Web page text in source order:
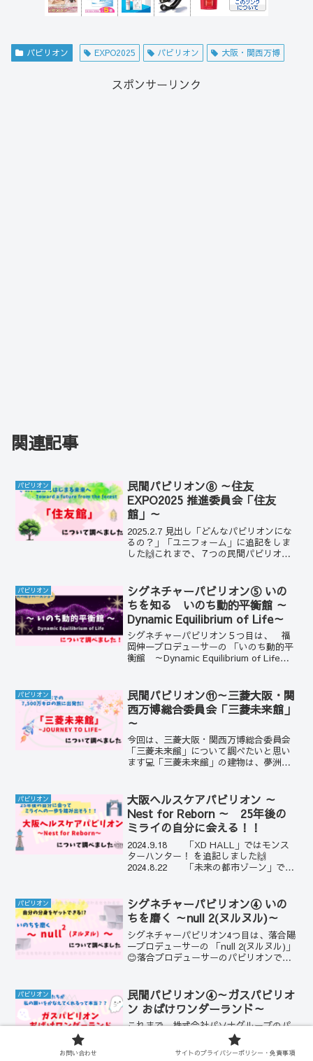
パビリオン EXPO2025 パビリオン 大阪・関西万博
スポンサーリンク
関連記事
パビリオン
民間パビリオン⑧ ～住友
EXPO2025 推進委員会「住友
館」～
2025.2.7 見出し「どんなパビリオンにな
るの？」「ユニフォーム」に追記をしま
した🙌これまで、７つの民間パビリオン
ーさんとのコラボレーションを予定して
いるパビリオン...
パビリオン
シグネチャーパビリオン⑤ いの
ちを知る いのち動的平衡館 ～
Dynamic Equilibrium of Life～
シグネチャーパビリオン５つ目は、 福
岡伸一プロデューサーの 「いのち動的平
衡館 ～Dynamic Equilibrium of Life
西万博（EXPO2025）～...
パビリオン
民間パビリオン⑪～三菱大阪・関
西万博総合委員会「三菱未来館」
～
今回は、三菱大阪・関西万博総合委員会
「三菱未来館」について調べたいと思い
ます💻「三菱未来館」の建物は、夢洲に
シャトルに乗って旅ができるそうですよ
～～民間パビリオンにつき...
パビリオン
大阪ヘルスケアパビリオン ～
Nest for Reborn ～ 25年後の
ミライの自分に会える！！
2024.9.18 「XD HALL」ではモンス
ターハンター！ を追記しました🙌
2024.8.22 「未来の都市ゾーン」でリ
回は、開催地の大阪府・大阪市が大学や
企業...
パビリオン
シグネチャーパビリオン④ いの
ちを磨く ～null 2(ヌルヌル)～
シグネチャーパビリオン4つ目は、落合陽
一プロデューサーの 「null 2(ヌルヌル)」
😊落合プロデューサーのパビリオンで
博（EXPO2025）～いのち輝く未来社会
の...
パビリオン
民間パビリオン④～ガスパビリオ
ン おばけワンダーランド～
これまで、株式会社パソナグループのパ
NATUREVERSE（パソナ ネイチャーバ
お問い合わせ サイトのプライバシーポリシー・免責事項